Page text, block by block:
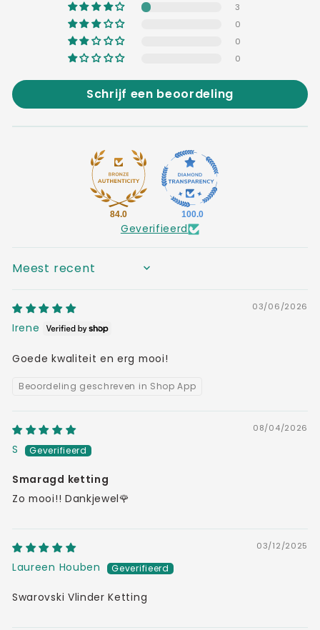
3
0
0
0
Schrijf een beoordeling
84.0 100.0
Geverifieerd
SORT BY
03/06/2026
Irene
Goede kwaliteit en erg mooi!
Beoordeling geschreven in Shop App
08/04/2026
S
Smaragd ketting
Zo mooi!! Dankjewel🌹
03/12/2025
Laureen Houben
Swarovski Vlinder Ketting